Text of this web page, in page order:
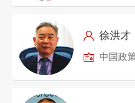
徐洪才
中国政